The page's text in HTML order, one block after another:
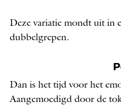
Deze variatie mondt uit in
dubbelgrepen.
Dan is het tijd voor het
Aangemoedigd door de